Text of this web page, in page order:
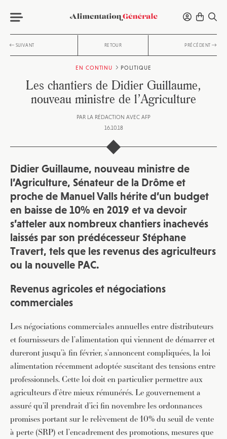
SUIVANT RETOUR PRÉCÉDENT
EN CONTINU POLITIQUE
Les chantiers de Didier Guillaume,
nouveau ministre de l’Agriculture
PAR LA RÉDACTION AVEC AFP
16.10.18
Didier Guillaume, nouveau ministre de
l’Agriculture, Sénateur de la Drôme et
proche de Manuel Valls hérite d’un budget
en baisse de 10% en 2019 et va devoir
s’atteler aux nombreux chantiers inachevés
laissés par son prédécesseur Stéphane
Travert, tels que les revenus des agriculteurs
ou la nouvelle PAC.
Revenus agricoles et négociations
commerciales
Les négociations commerciales annuelles entre distributeurs
et fournisseurs de l’alimentation qui viennent de démarrer et
dureront jusqu’à fin février, s’annoncent compliquées, la loi
alimentation récemment adoptée suscitant des tensions entre
professionnels. Cette loi doit en particulier permettre aux
agriculteurs d’être mieux rémunérés. Le gouvernement a
assuré qu’il prendrait d’ici fin novembre les ordonnances
promises portant sur le relèvement de 10% du seuil de vente
à perte (SRP) et l’encadrement des promotions, mesures que